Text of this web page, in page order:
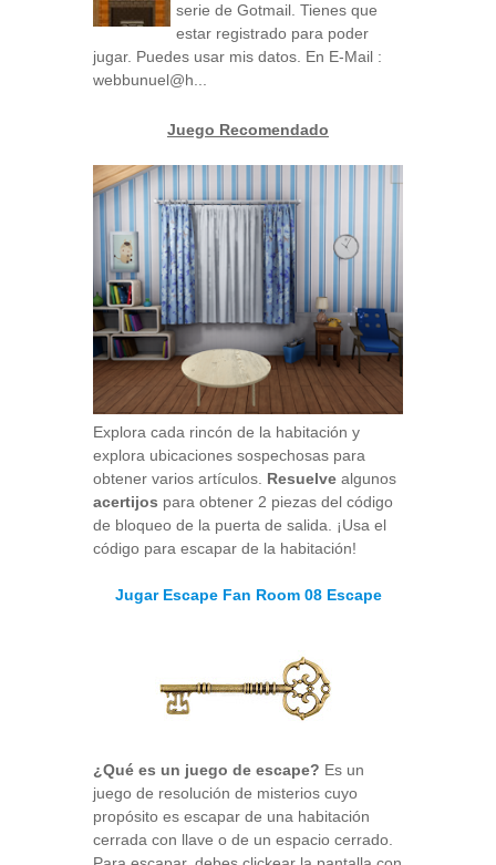
serie de Gotmail. Tienes que
estar registrado para poder
jugar. Puedes usar mis datos. En E-Mail :
webbunuel@h...
Juego Recomendado
Explora cada rincón de la habitación y
explora ubicaciones sospechosas para
obtener varios artículos. Resuelve algunos
acertijos para obtener 2 piezas del código
de bloqueo de la puerta de salida. ¡Usa el
código para escapar de la habitación!
Jugar Escape Fan Room 08 Escape
¿Qué es un juego de escape? Es un
juego de resolución de misterios cuyo
propósito es escapar de una habitación
cerrada con llave o de un espacio cerrado.